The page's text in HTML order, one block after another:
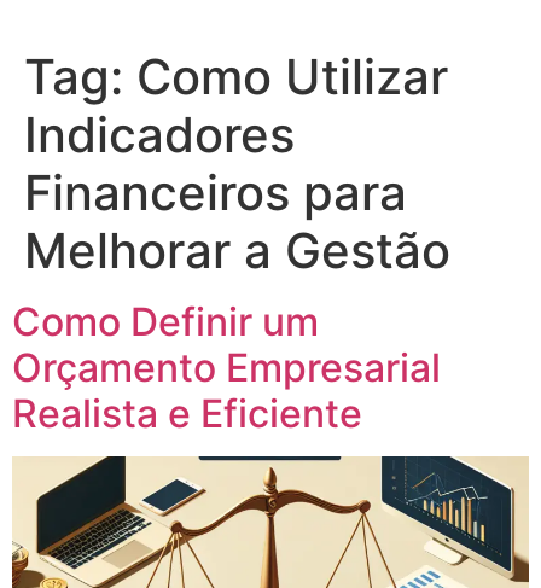
Tag: Como Utilizar
Indicadores
Financeiros para
Melhorar a Gestão
Como Definir um
Orçamento Empresarial
Realista e Eficiente